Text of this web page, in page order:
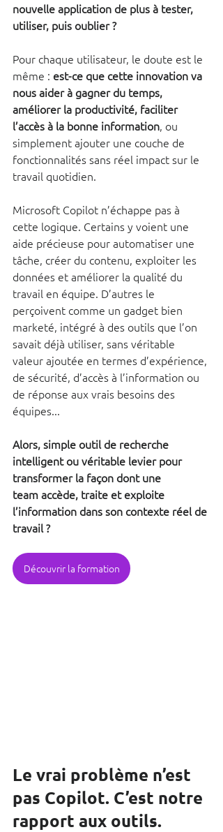
nouvelle application de plus à tester,
utiliser, puis oublier ?
Pour chaque utilisateur, le doute est le
même : est-ce que cette innovation va
nous aider à gagner du temps,
améliorer la productivité, faciliter
l’accès à la bonne information, ou
simplement ajouter une couche de
fonctionnalités sans réel impact sur le
travail quotidien.
Microsoft Copilot n’échappe pas à
cette logique. Certains y voient une
aide précieuse pour automatiser une
tâche, créer du contenu, exploiter les
données et améliorer la qualité du
travail en équipe. D’autres le
perçoivent comme un gadget bien
marketé, intégré à des outils que l’on
savait déjà utiliser, sans véritable
valeur ajoutée en termes d’expérience,
de sécurité, d’accès à l’information ou
de réponse aux vrais besoins des
équipes...
Alors, simple outil de recherche
intelligent ou véritable levier pour
transformer la façon dont une
team accède, traite et exploite
l’information dans son contexte réel de
travail ?
Découvrir la formation
Le vrai problème n’est
pas Copilot. C’est notre
rapport aux outils.